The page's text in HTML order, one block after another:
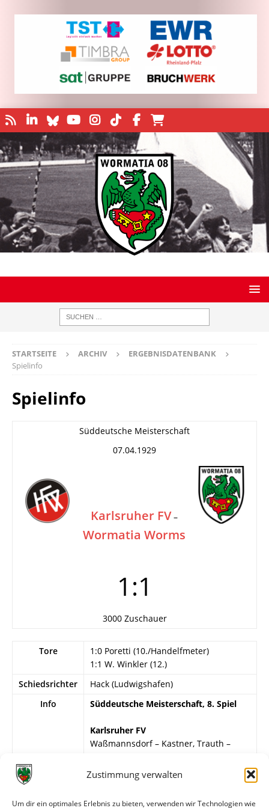
Zustimmung verwalten
Um dir ein optimales Erlebnis zu bieten, verwenden wir Technologien wie
STARTSEITE ARCHIV
ERGEBNISDATENBANK
Spielinfo
Spielinfo
Süddeutsche Meisterschaft
07.04.1929
Karlsruher FV –
Wormatia Worms
1:1
3000 Zuschauer
Tore
1:0 Poretti (10./Handelfmeter)
1:1 W. Winkler (12.)
Schiedsrichter
Hack (Ludwigshafen)
Info
Süddeutsche Meisterschaft, 8. Spiel
Karlsruher FV
Waßmannsdorf – Kastner, Trauth –
Schweickert, Poretti, Link, Echle.